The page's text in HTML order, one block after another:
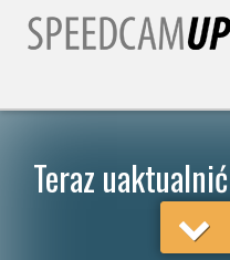
Teraz